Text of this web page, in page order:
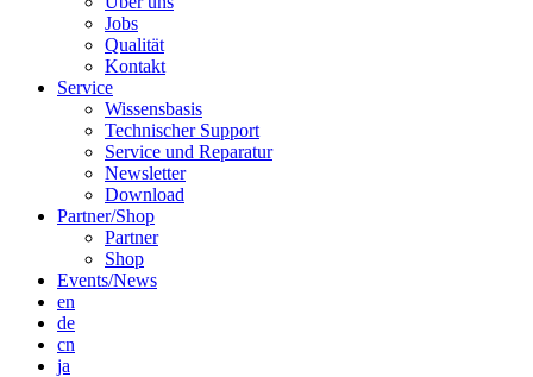
Jobs
Qualität
Kontakt
Service
Wissensbasis
Technischer Support
Service und Reparatur
Newsletter
Download
Partner/Shop
Partner
Shop
Events/News
en
de
cn
ja